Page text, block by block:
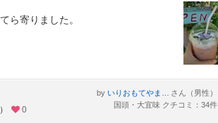
ら寄りました。
0
by
さん（男性）
国頭・大宜味 クチコミ：34件